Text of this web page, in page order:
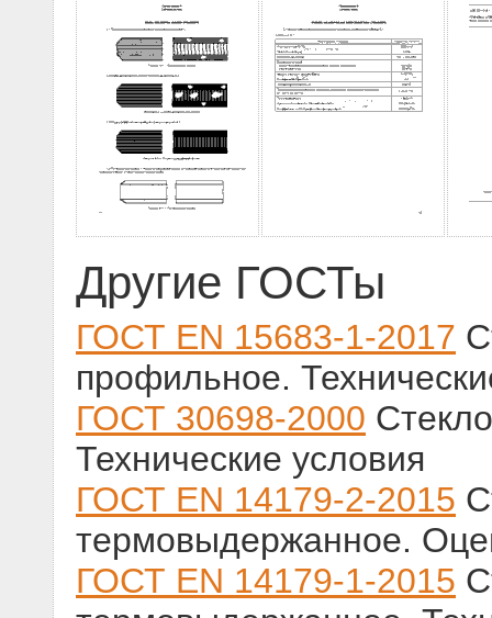
Другие ГОСТы
ГОСТ EN 15683-1-2017
профильное.
ГОСТ 30698-2000
Технические условия
ГОСТ EN 14179-2-2015
термовыдержанное.
ГОСТ EN 14179-1-2015